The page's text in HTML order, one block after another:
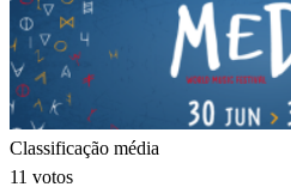
Classificação média
11 votos